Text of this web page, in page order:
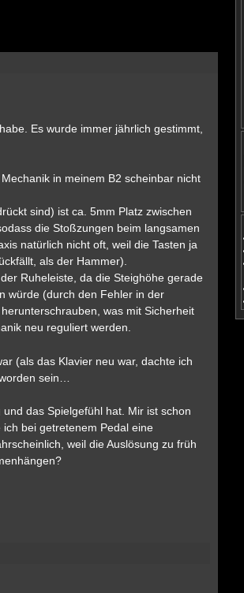
Es wurde immer jährlich gestimmt,
in meinem B2 scheinbar nicht
sind) ist ca. 5mm Platz zwischen
die Stoßzungen beim langsamen
natürlich nicht oft, weil die Tasten ja
als der Hammer).
Ruheleiste, da die Steighöhe gerade
würde (durch den Fehler in der
was mit Sicherheit
neu reguliert werden.
(als das Klavier neu war, dachte ich
sein…
das Spielgefühl hat. Mir ist schon
bei getretenem Pedal eine
weil die Auslösung zu früh